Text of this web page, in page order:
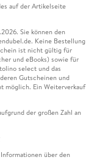
auf der Artikelseite
Sie können den
Keine Bestellung
ist nicht gültig für
und eBooks) sowie für
select und das
Gutscheinen und
möglich. Ein Weiterverkauf
der großen Zahl an
über den